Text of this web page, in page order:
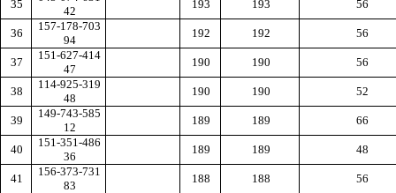
35
42
193 193 56
36
157-178-703
94
192 192 56
37
151-627-414
47
190 190 56
38
114-925-319
48
190 190 52
39
149-743-585
12
189 189 66
40
151-351-486
36
189 189 48
41
156-373-731
83
188 188 56